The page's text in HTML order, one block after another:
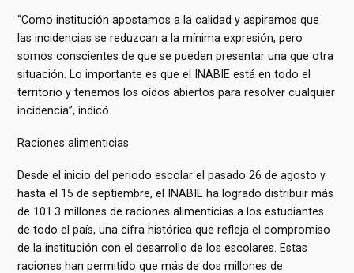
“Como institución apostamos a la calidad y aspiramos que
las incidencias se reduzcan a la mínima expresión, pero
somos conscientes de que se pueden presentar una que otra
situación. Lo importante es que el INABIE está en todo el
territorio y tenemos los oídos abiertos para resolver cualquier
incidencia”, indicó.
Raciones alimenticias
Desde el inicio del periodo escolar el pasado 26 de agosto y
hasta el 15 de septiembre, el INABIE ha logrado distribuir más
de 101.3 millones de raciones alimenticias a los estudiantes
de todo el país, una cifra histórica que refleja el compromiso
de la institución con el desarrollo de los escolares. Estas
raciones han permitido que más de dos millones de